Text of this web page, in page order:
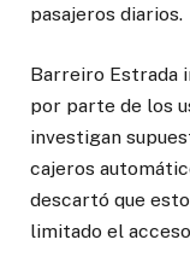
pasajeros diarios.
Barreiro Estrada
por parte de los
investigan
cajeros
descartó que
limitado el